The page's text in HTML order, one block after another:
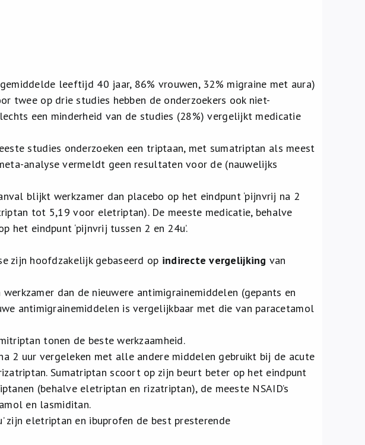
leeftijd 40 jaar, 86% vrouwen, 32% migraine met aura)
twee op drie studies hebben de onderzoekers ook niet-
een minderheid van de studies (28%) vergelijkt medicatie
studies onderzoeken een triptaan, met sumatriptan als meest
analyse vermeldt geen resultaten voor de (nauwelijks
blijkt werkzamer dan placebo op het eindpunt ‘pijnvrij na 2
tot 5,19 voor eletriptan). De meeste medicatie, behalve
het eindpunt ‘pijnvrij tussen 2 en 24u’.
zijn hoofdzakelijk gebaseerd op indirecte vergelijking van
dan de nieuwere antimigrainemiddelen (gepants en
antimigrainemiddelen is vergelijkbaar met die van paracetamol
tonen de beste werkzaamheid.
2 uur vergeleken met alle andere middelen gebruikt bij de acute
Sumatriptan scoort op zijn beurt beter op het eindpunt
(behalve eletriptan en rizatriptan), de meeste NSAID’s
en lasmiditan.
zijn eletriptan en ibuprofen de best presterende